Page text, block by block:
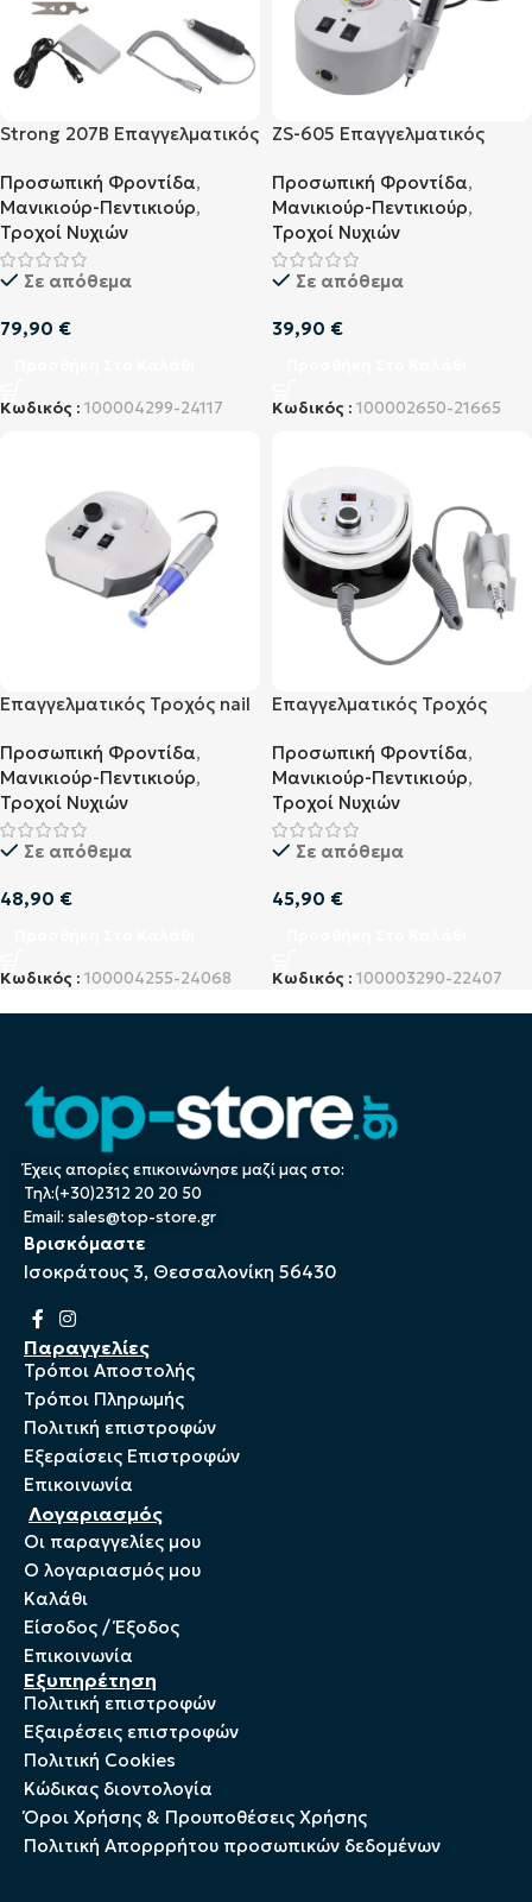
Strong 207B Επαγγελματικός
Προσωπική Φροντίδα,
Μανικιούρ-Πεντικιούρ,
Τροχοί Νυχιών
Σε απόθεμα
79,90 €
Κωδικός : 100004299-24117
ZS-605 Επαγγελματικός
Προσωπική Φροντίδα,
Μανικιούρ-Πεντικιούρ,
Τροχοί Νυχιών
Σε απόθεμα
39,90 €
Κωδικός : 100002650-21665
Επαγγελματικός Τροχός nail
Προσωπική Φροντίδα,
Μανικιούρ-Πεντικιούρ,
Τροχοί Νυχιών
Σε απόθεμα
48,90 €
Κωδικός : 100004255-24068
Επαγγελματικός Τροχός
Προσωπική Φροντίδα,
Μανικιούρ-Πεντικιούρ,
Τροχοί Νυχιών
Σε απόθεμα
45,90 €
Κωδικός : 100003290-22407
Έχεις απορίες επικοινώνησε μαζί μας στο:
Τηλ:(+30)2312 20 20 50
Email: sales@top-store.gr
Βρισκόμαστε
Ισοκράτους 3, Θεσσαλονίκη 56430
Παραγγελίες
Τρόποι Αποστολής
Τρόποι Πληρωμής
Πολιτική επιστροφών
Εξεραίσεις Επιστροφών
Επικοινωνία
Λογαριασμός
Οι παραγγελίες μου
Ο λογαριασμός μου
Καλάθι
Είσοδος / Έξοδος
Επικοινωνία
Εξυπηρέτηση
Πολιτική επιστροφών
Εξαιρέσεις επιστροφών
Πολιτική Cookies
Kώδικας διοντολογία
Όροι Χρήσης & Προυποθέσεις Χρήσης
Πολιτική Απορρρήτου προσωπικών δεδομένων